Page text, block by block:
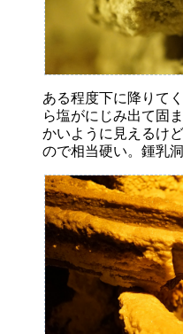
ある程度下に降りて
ら塩がにじみ出て固
かいように見えるけ
ので相当硬い。鍾乳